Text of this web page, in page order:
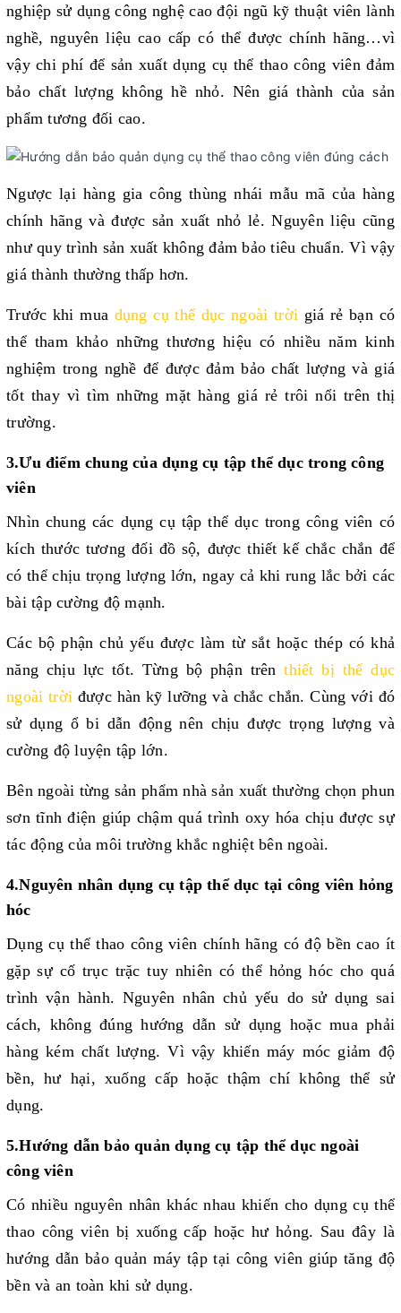
nghiệp sử dụng công nghệ cao đội ngũ kỹ thuật viên lành
nghề, nguyên liệu cao cấp có thể được chính hãng…vì
vậy chi phí để sản xuất dụng cụ thể thao công viên đảm
bảo chất lượng không hề nhỏ. Nên giá thành của sản
phẩm tương đối cao.
Ngược lại hàng gia công thùng nhái mẫu mã của hàng
chính hãng và được sản xuất nhỏ lẻ. Nguyên liệu cũng
như quy trình sản xuất không đảm bảo tiêu chuẩn. Vì vậy
giá thành thường thấp hơn.
Trước khi mua dụng cụ thể dục ngoài trời giá rẻ bạn có
thể tham khảo những thương hiệu có nhiều năm kinh
nghiệm trong nghề để được đảm bảo chất lượng và giá
tốt thay vì tìm những mặt hàng giá rẻ trôi nổi trên thị
trường.
3.Ưu điểm chung của dụng cụ tập thể dục trong công
viên
Nhìn chung các dụng cụ tập thể dục trong công viên có
kích thước tương đối đồ sộ, được thiết kế chắc chắn để
có thể chịu trọng lượng lớn, ngay cả khi rung lắc bởi các
bài tập cường độ mạnh.
Các bộ phận chủ yếu được làm từ sắt hoặc thép có khả
năng chịu lực tốt. Từng bộ phận trên thiết bị thể dục
ngoài trời được hàn kỹ lưỡng và chắc chắn. Cùng với đó
sử dụng ổ bi dẫn động nên chịu được trọng lượng và
cường độ luyện tập lớn.
Bên ngoài từng sản phẩm nhà sản xuất thường chọn phun
sơn tĩnh điện giúp chậm quá trình oxy hóa chịu được sự
tác động của môi trường khắc nghiệt bên ngoài.
4.Nguyên nhân dụng cụ tập thể dục tại công viên hỏng
hóc
Dụng cụ thể thao công viên chính hãng có độ bền cao ít
gặp sự cố trục trặc tuy nhiên có thể hỏng hóc cho quá
trình vận hành. Nguyên nhân chủ yếu do sử dụng sai
cách, không đúng hướng dẫn sử dụng hoặc mua phải
hàng kém chất lượng. Vì vậy khiến máy móc giảm độ
bền, hư hại, xuống cấp hoặc thậm chí không thể sử
dụng.
5.Hướng dẫn bảo quản dụng cụ tập thể dục ngoài
công viên
Có nhiều nguyên nhân khác nhau khiến cho dụng cụ thể
thao công viên bị xuống cấp hoặc hư hỏng. Sau đây là
hướng dẫn bảo quản máy tập tại công viên giúp tăng độ
bền và an toàn khi sử dụng.